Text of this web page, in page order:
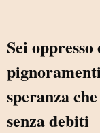
Sei
speranza
senza debiti